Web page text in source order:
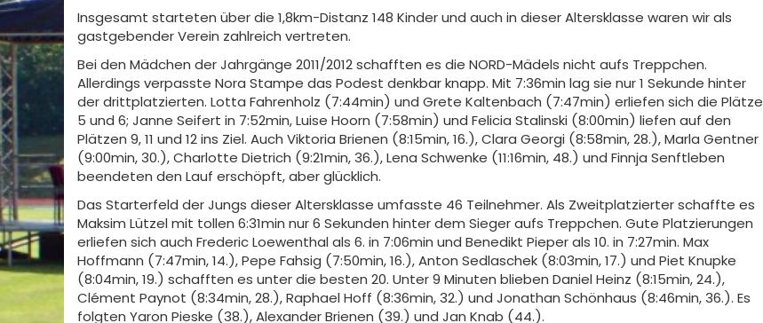
Insgesamt starteten über die 1,8km-Distanz 148 Kinder und auch in dieser Altersklasse waren wir als
gastgebender Verein zahlreich vertreten.
Bei den Mädchen der Jahrgänge 2011/2012 schafften es die NORD-Mädels nicht aufs Treppchen.
Allerdings verpasste Nora Stampe das Podest denkbar knapp. Mit 7:36min lag sie nur 1 Sekunde hinter
der drittplatzierten. Lotta Fahrenholz (7:44min) und Grete Kaltenbach (7:47min) erliefen sich die Plätze
5 und 6; Janne Seifert in 7:52min, Luise Hoorn (7:58min) und Felicia Stalinski (8:00min) liefen auf den
Plätzen 9, 11 und 12 ins Ziel. Auch Viktoria Brienen (8:15min, 16.), Clara Georgi (8:58min, 28.), Marla Gentner
(9:00min, 30.), Charlotte Dietrich (9:21min, 36.), Lena Schwenke (11:16min, 48.) und Finnja Senftleben
beendeten den Lauf erschöpft, aber glücklich.
Das Starterfeld der Jungs dieser Altersklasse umfasste 46 Teilnehmer. Als Zweitplatzierter schaffte es
Maksim Lützel mit tollen 6:31min nur 6 Sekunden hinter dem Sieger aufs Treppchen. Gute Platzierungen
erliefen sich auch Frederic Loewenthal als 6. in 7:06min und Benedikt Pieper als 10. in 7:27min. Max
Hoffmann (7:47min, 14.), Pepe Fahsig (7:50min, 16.), Anton Sedlaschek (8:03min, 17.) und Piet Knupke
(8:04min, 19.) schafften es unter die besten 20. Unter 9 Minuten blieben Daniel Heinz (8:15min, 24.),
Clément Paynot (8:34min, 28.), Raphael Hoff (8:36min, 32.) und Jonathan Schönhaus (8:46min, 36.). Es
folgten Yaron Pieske (38.), Alexander Brienen (39.) und Jan Knab (44.).